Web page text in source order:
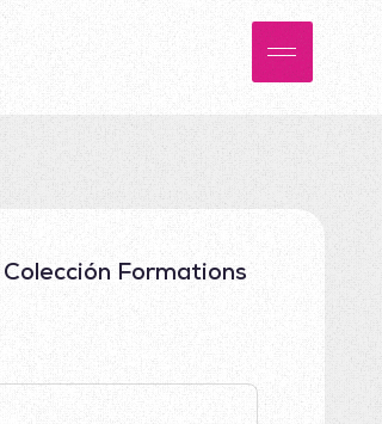
Colección Formations